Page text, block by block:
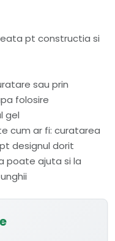
pt constructia si
sau prin
folosire
gel
cum ar fi: curatarea
designul dorit
poate ajuta si la